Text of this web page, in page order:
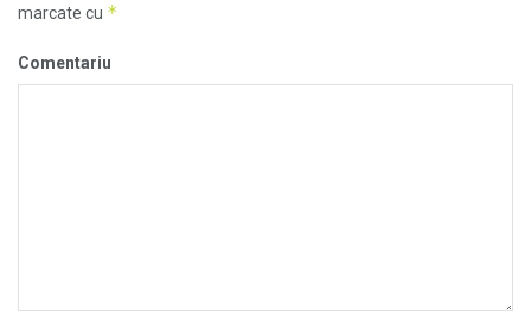
marcate cu *
Comentariu